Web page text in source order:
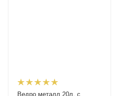
Ведро металл 20л. с